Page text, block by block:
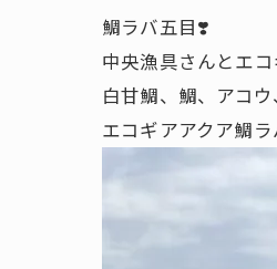
鯛ラバ五目❣️
中央漁具さんとエ
白甘鯛、鯛、アコ
エコギアアクア鯛